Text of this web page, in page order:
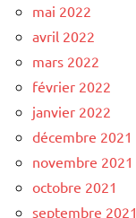
mai 2022
avril 2022
mars 2022
février 2022
janvier 2022
décembre 2021
novembre 2021
octobre 2021
septembre 2021